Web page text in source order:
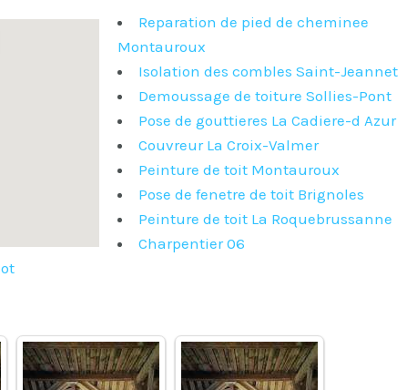
Reparation de pied de cheminee
Montauroux
Isolation des combles Saint-Jeannet
Demoussage de toiture Sollies-Pont
Pose de gouttieres La Cadiere-d Azur
Couvreur La Croix-Valmer
Peinture de toit Montauroux
Pose de fenetre de toit Brignoles
Peinture de toit La Roquebrussanne
Charpentier 06